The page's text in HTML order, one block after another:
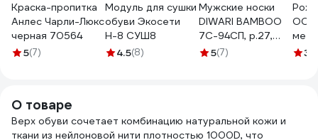
Краска-пропитка
Анлес Чарли-Люкс
черная 70564
5(7)
Модуль для сушки
обуви Экосети
Н-8 СУШ8
4.5(8)
Мужские носки
DIWARI BAMBOO
7С-94СП, р.27,
000 черный
5(7)
ООО
3.3
О товаре
Верх обуви сочетает комбинацию натуральной кожи и
ткани из нейлоновой нити плотностью 1000D, что